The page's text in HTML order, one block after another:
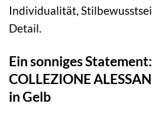
Individualität,
Detail.
Ein sonniges
COLLEZIONE
in Gelb